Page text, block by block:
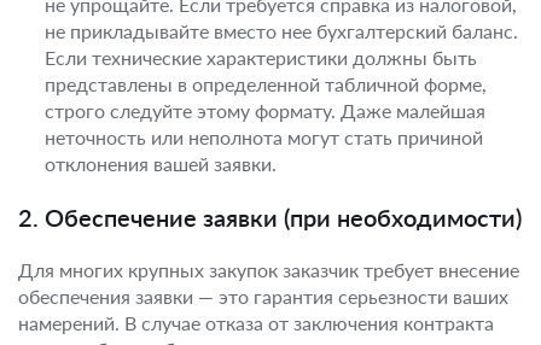
не прикладывайте вместо нее бухгалтерский баланс.
Если технические характеристики должны быть
представлены в определенной табличной форме,
строго следуйте этому формату. Даже малейшая
неточность или неполнота могут стать причиной
отклонения вашей заявки.
2. Обеспечение заявки (при необходимости)
Для многих крупных закупок заказчик требует внесение
обеспечения заявки — это гарантия серьезности ваших
намерений. В случае отказа от заключения контракта